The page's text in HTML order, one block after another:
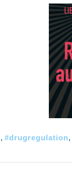
, #drugregulation,